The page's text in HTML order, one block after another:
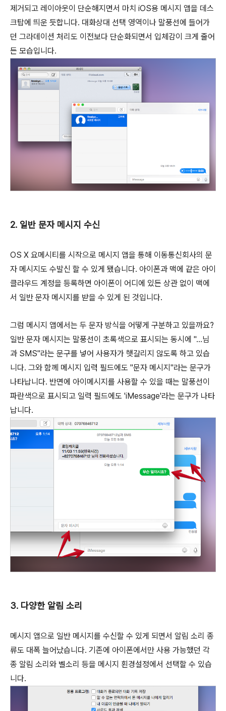
제거되고 레이아웃이 단순해지면서 마치 iOS용 메시지 앱을 데스
크탑에 띄운 듯합니다. 대화상대 선택 영역이나 말풍선에 들어가
던 그라데이션 처리도 이전보다 단순화되면서 입체감이 크게 줄어
든 모습입니다.
2. 일반 문자 메시지 수신
OS X 요메시티를 시작으로 메시지 앱을 통해 이동통신회사의 문
자 메시지도 수발신 할 수 있게 됐습니다. 아이폰과 맥에 같은 아이
클라우드 계정을 등록하면 아이폰이 어디에 있든 상관 없이 맥에
서 일반 문자 메시지를 받을 수 있게 된 것입니다.
그럼 메시지 앱에서는 두 문자 방식을 어떻게 구분하고 있을까요?
일반 문자 메시지는 말풍선이 초록색으로 표시되는 동시에 "...님
과 SMS"라는 문구를 넣어 사용자가 햇갈리지 않도록 하고 있습
니다. 그와 함께 메시지 입력 필드에도 "문자 메시지"라는 문구가
나타납니다. 반면에 아이메시지를 사용할 수 있을 때는 말풍선이
파란색으로 표시되고 일력 필드에도 'iMessage'라는 문구가 나타
납니다.
3. 다양한 알림 소리
메시지 앱으로 일반 메시지를 수신할 수 있게 되면서 알림 소리 종
류도 대폭 늘어났습니다. 기존에 아이폰에서만 사용 가능했던 각
종 알림 소리와 벨소리 등을 메시지 횐경설정에서 선택할 수 있습
니다.